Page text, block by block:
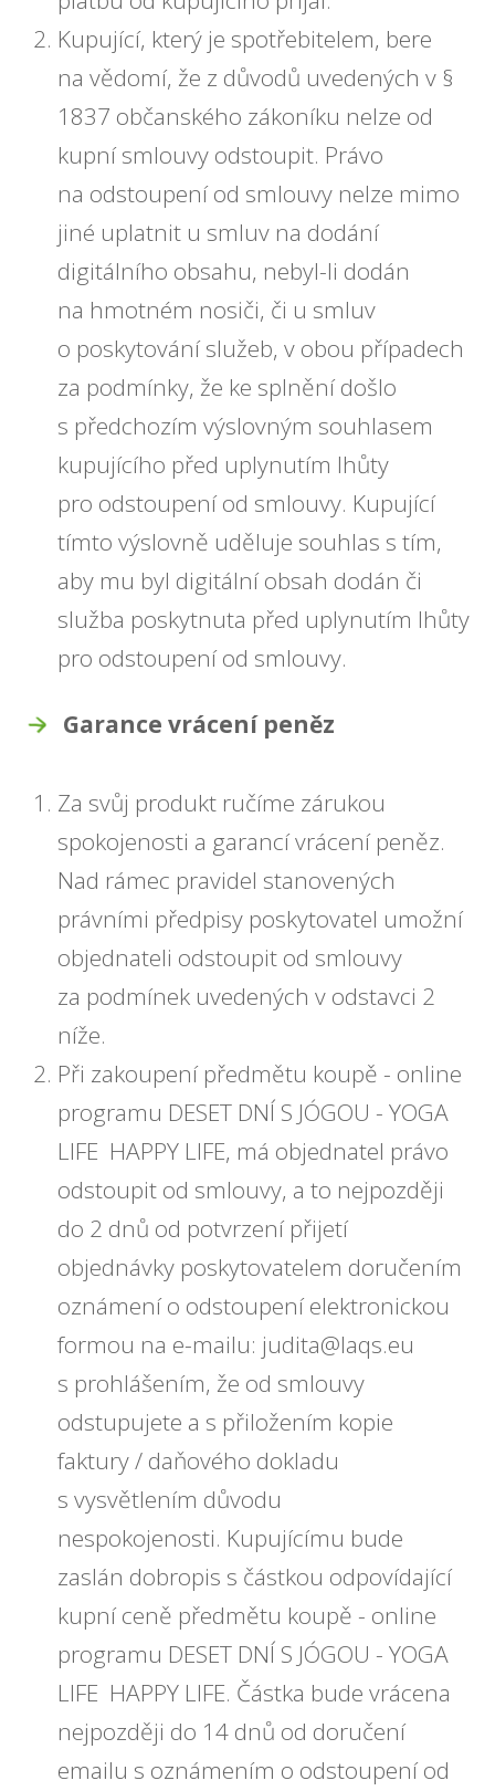
Kupující, který je spotřebitelem, bere
na vědomí, že z důvodů uvedených v §
1837 občanského zákoníku nelze od
kupní smlouvy odstoupit. Právo
na odstoupení od smlouvy nelze mimo
jiné uplatnit u smluv na dodání
digitálního obsahu, nebyl-li dodán
na hmotném nosiči, či u smluv
o poskytování služeb, v obou případech
za podmínky, že ke splnění došlo
s předchozím výslovným souhlasem
kupujícího před uplynutím lhůty
pro odstoupení od smlouvy. Kupující
tímto výslovně uděluje souhlas s tím,
aby mu byl digitální obsah dodán či
služba poskytnuta před uplynutím lhůty
pro odstoupení od smlouvy.
Garance vrácení peněz
Za svůj produkt ručíme zárukou
spokojenosti a garancí vrácení peněz.
Nad rámec pravidel stanovených
právními předpisy poskytovatel umožní
objednateli odstoupit od smlouvy
za podmínek uvedených v odstavci 2
níže.
Při zakoupení předmětu koupě - online
programu DESET DNÍ S JÓGOU - YOGA
LIFE HAPPY LIFE, má objednatel právo
odstoupit od smlouvy, a to nejpozději
do 2 dnů od potvrzení přijetí
objednávky poskytovatelem doručením
oznámení o odstoupení elektronickou
formou na e-mailu: judita@laqs.eu
s prohlášením, že od smlouvy
odstupujete a s přiložením kopie
faktury / daňového dokladu
s vysvětlením důvodu
nespokojenosti. Kupujícímu bude
zaslán dobropis s částkou odpovídající
kupní ceně předmětu koupě - online
programu DESET DNÍ S JÓGOU - YOGA
LIFE HAPPY LIFE. Částka bude vrácena
nejpozději do 14 dnů od doručení
emailu s oznámením o odstoupení od